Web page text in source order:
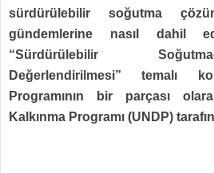
sürdürülebilir soğutma
gündemlerine nasıl dahil
“Sürdürülebilir
Değerlendirilmesi” temalı
Programının bir parçası
Kalkınma Programı (UNDP)